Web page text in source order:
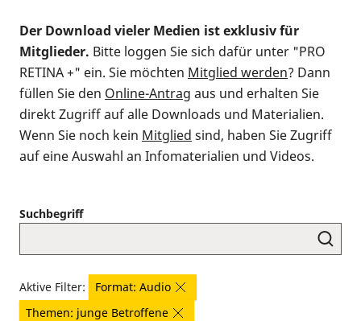
Der Download vieler Medien ist exklusiv für
Mitglieder. Bitte loggen Sie sich dafür unter "PRO
RETINA +" ein. Sie möchten Mitglied werden? Dann
füllen Sie den Online-Antrag aus und erhalten Sie
direkt Zugriff auf alle Downloads und Materialien.
Wenn Sie noch kein Mitglied sind, haben Sie Zugriff
auf eine Auswahl an Infomaterialien und Videos.
Suchbegriff
Aktive Filter:
Format: Audio
Themen: junge Betroffene